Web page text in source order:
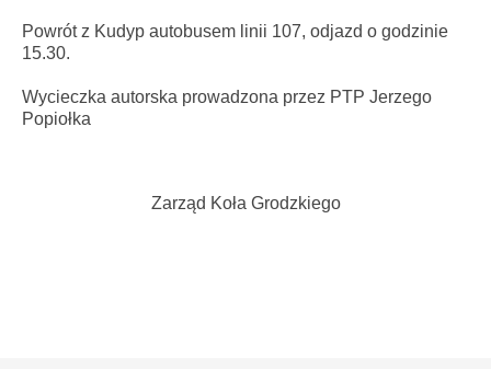
Powrót z Kudyp autobusem linii 107, odjazd o godzinie
15.30.
Wycieczka autorska prowadzona przez PTP Jerzego
Popiołka
Zarząd Koła Grodzkiego